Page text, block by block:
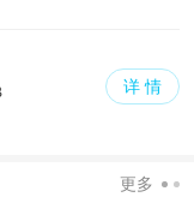
详 情
更多